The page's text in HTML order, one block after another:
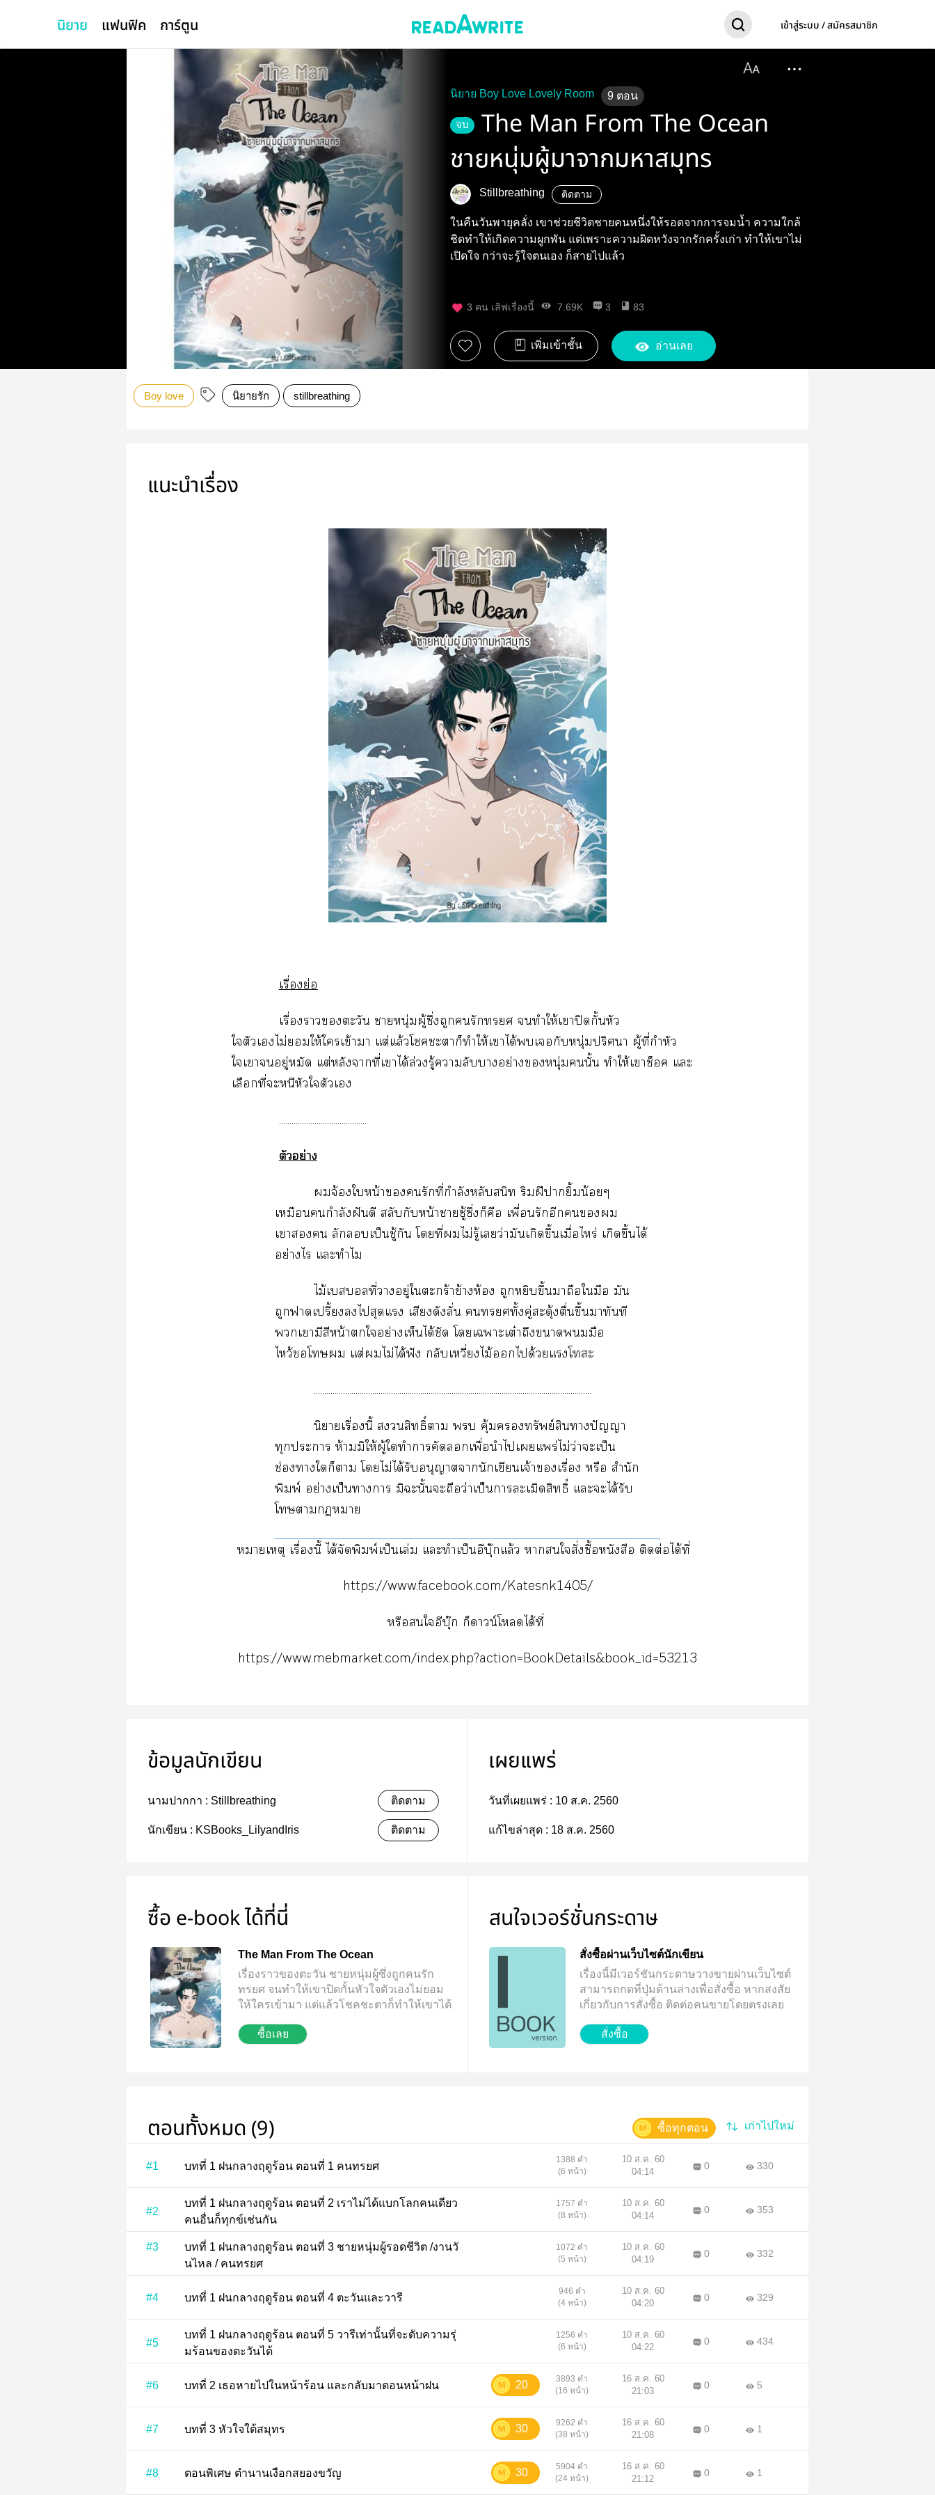
นิยาย แฟนฟิค การ์ตูน เข้าสู่ระบบ / สมัครสมาชิก
นิยาย Boy Love Lovely Room 9 ตอน
จบ
The Man From The Ocean
ชายหนุ่มผู้มาจากมหาสมุทร
Stillbreathing ติดตาม
ในคืนวันพายุคลั่ง เขาช่วยชีวิตชายคนหนึ่งให้รอดจากการจมน้ำ ความใกล้
ชิดทำให้เกิดความผูกพัน แต่เพราะความผิดหวังจากรักครั้งเก่า ทำให้เขาไม่
เปิดใจ กว่าจะรู้ใจตนเอง ก็สายไปแล้ว
3 คน เลิฟเรื่องนี้ 7.69K 3 83
เพิ่มเข้าชั้น อ่านเลย
Boy love นิยายรัก stillbreathing
แนะนำเรื่อง
เรื่องย่อ
เรื่องาตะวัน าหนุ่มผู้ซึ่งถูกรัก ทำให้เาปิดกั้นหัว
ใตัวเไม่ให้ใเข้าา แต่แล้วโะาก็ทำให้เาได้เกับหนุ่มปริศนา ผู้ที่กำหัว
ใเาอยู่หมัด แต่หลังาที่เาได้ล่วงรู้าลับาอย่างหนุ่มนั้น ทำให้เาช็อค แะ
เลือกที่ะหนีหัวใตัวเ
..........................................
ตัวอย่าง
จ้องใหน้ารักที่กำลังหลับสนิท ริมฝีายิ้มน้อยๆ
เหมือนกำลังฝันดี สลับกับหน้าาชู้ซึ่งก็คือ เพื่อนรักอีก
เา ลักลอบเป็นชู้กัน โที่ไม่รู้เว่ามันเกิดขึ้นเมื่อไหร่ เกิดขึ้นได้
อย่างไร แะทำไม
ไม้เที่าอยู่ใตะกร้าข้างห้อง ถูกหยิบขึ้นาถือใมือ มัน
ถูกาเปรี้ยงไสุดแ เสียงดังลั่น ทั้งคู่สะดุ้งตื่นขึ้นมาทันที
เามีสีหน้าใอย่างเห็นได้ชัด โเาะเต๋าถึงามือ
ไหว้โ แต่ไม่ได้ฟัง กลับเหวี่ยงไม้ได้วยแโะ
.....................................................................................................................................
นิยายเรื่องนี้ สิทธิ์า บ คุ้มทรัพย์สินาปัญญา
ทุกะา ห้ามมิให้ผู้ใทำาคัดเพื่อนำไเแพร่ไม่ว่าะเป็น
ช่องาใก็า โไม่ได้รับอนุญาตานักเขียนเจ้าเรื่อง หรือ สำนัก
พิมพ์ อย่างเป็นาา มิะนั้นะถือว่าเป็นาละเมิดสิทธิ์ แะะได้รับ
โาา
หมายเหตุ เรื่องนี้ ได้จัดพิมพ์เป็นเล่ม แะทำเป็นอีบุ๊กแล้ว าใสั่งซื้อหนังสือ ติดต่อได้ที่
https://www.facebook.com/Katesnk1405/
หรือใอีบุ๊ก ก็ดาวน์โหลดได้ที่
https://www.mebmarket.com/index.php?action=BookDetails&book_id=53213
ข้อมูลนักเขียน
นามปากกา : Stillbreathing ติดตาม
นักเขียน : KSBooks_LilyandIris ติดตาม
เผยแพร่
วันที่เผยแพร่ : 10 ส.ค. 2560
แก้ไขล่าสุด : 18 ส.ค. 2560
ซื้อ e-book ได้ที่นี่
The Man From The Ocean
เรื่องราวของตะวัน ชายหนุ่มผู้ซึ่งถูกคนรัก
ทรยศ จนทำให้เขาปิดกั้นหัวใจตัวเองไม่ยอม
ให้ใครเข้ามา แต่แล้วโชคชะตาก็ทำให้เขาได้
หมัด แต่หลังจากที่เขาได้ล่วงรู้ความลับบาง
ซื้อเลย
สนใจเวอร์ชั่นกระดาษ
สั่งซื้อผ่านเว็บไซต์นักเขียน
เรื่องนี้มีเวอร์ชันกระดาษวางขายผ่านเว็บไซต์
สามารถกดที่ปุ่มด้านล่างเพื่อสั่งซื้อ หากสงสัย
เกี่ยวกับการสั่งซื้อ ติดต่อคนขายโดยตรงเลย
สั่งซื้อ
ตอนทั้งหมด (9) เก่าไปใหม่
ซื้อทุกตอน
#1 บทที่ 1 ฝนกลางฤดูร้อน ตอนที่ 1 คนทรยศ
1388 คำ
(6 หน้า)
10 ส.ค. 60
04:14
0 330
#2
บทที่ 1 ฝนกลางฤดูร้อน ตอนที่ 2 เราไม่ได้แบกโลกคนเดียว
คนอื่นก็ทุกข์เช่นกัน
1757 คำ
(8 หน้า)
10 ส.ค. 60
04:14
0 353
#3
บทที่ 1 ฝนกลางฤดูร้อน ตอนที่ 3 ชายหนุ่มผู้รอดชีวิต /งานวั
นไหล / คนทรยศ
1072 คำ
(5 หน้า)
10 ส.ค. 60
04:19
0 332
#4 บทที่ 1 ฝนกลางฤดูร้อน ตอนที่ 4 ตะวันและวารี
946 คำ
(4 หน้า)
10 ส.ค. 60
04:20
0 329
#5
บทที่ 1 ฝนกลางฤดูร้อน ตอนที่ 5 วารีเท่านั้นที่จะดับความรุ่
มร้อนของตะวันได้
1256 คำ
(6 หน้า)
10 ส.ค. 60
04:22
0 434
#6 บทที่ 2 เธอหายไปในหน้าร้อน และกลับมาตอนหน้าฝน 20
3893 คำ
(16 หน้า)
16 ส.ค. 60
21:03
0 5
#7 บทที่ 3 หัวใจใต้สมุทร 30
9262 คำ
(38 หน้า)
16 ส.ค. 60
21:08
0 1
#8 ตอนพิเศษ ตำนานเงือกสยองขวัญ 30
5904 คำ
(24 หน้า)
16 ส.ค. 60
21:12
0 1